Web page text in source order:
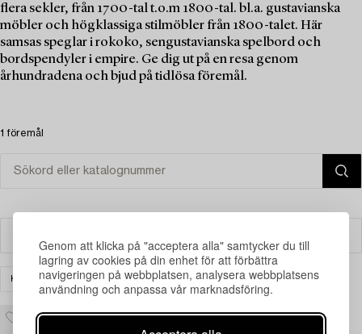
Genom att klicka på "acceptera alla" samtycker du till
lagring av cookies på din enhet för att förbättra
navigeringen på webbplatsen, analysera webbplatsens
användning och anpassa vår marknadsföring.
flera sekler, från 1700-tal t.o.m 1800-tal. bl.a. gustavianska
möbler och högklassiga stilmöbler från 1800-talet. Här
samsas speglar i rokoko, sengustavianska spelbord och
bordspendyler i empire. Ge dig ut på en resa genom
århundradena och bjud på tidlösa föremål.
1 föremål
KERAMIK & PORSLIN SKANDINAVISKT RENSA ALLA